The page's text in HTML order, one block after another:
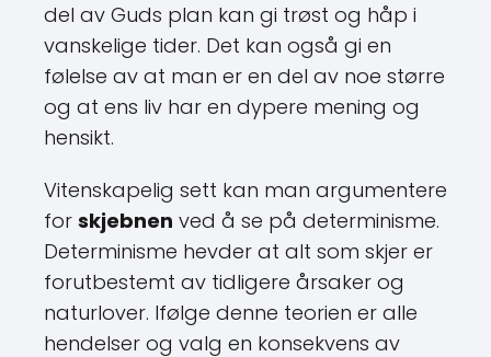
del av Guds plan kan gi trøst og håp i
vanskelige tider. Det kan også gi en
følelse av at man er en del av noe større
og at ens liv har en dypere mening og
hensikt.
Vitenskapelig sett kan man argumentere
for skjebnen ved å se på determinisme.
Determinisme hevder at alt som skjer er
forutbestemt av tidligere årsaker og
naturlover. Ifølge denne teorien er alle
hendelser og valg en konsekvens av